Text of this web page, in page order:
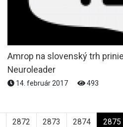
Amrop na slovenský trh
Neuroleader
14. február 2017 493
2872 2873 2874 2875